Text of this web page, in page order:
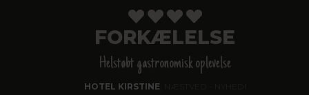
FORKÆLELSE
Helstøbt gastronomisk oplevelse
HOTEL KIRSTINE, NÆSTVED - NYHED!